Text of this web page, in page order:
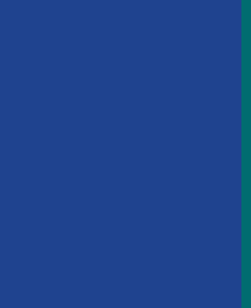
quảng cáo, quảng cáo